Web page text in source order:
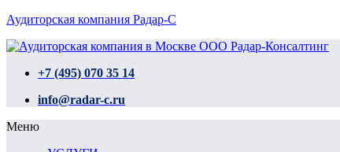
Аудиторская компания Радар-С
+7 (495) 070 35 14
info@radar-c.ru
Меню